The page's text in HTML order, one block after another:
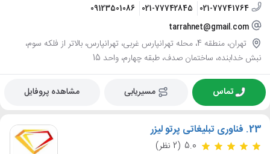
021-77741764
021-77742845
09123501086
tarrahnet@gmail.com
تهران، منطقه 4، محله تهرانپارس غربی، تهرانپارس، بالاتر از فلکه سوم،
نبش خدابنده، ساختمان صدف، طبقه چهارم، واحد 15
تماس مسیریابی مشاهده پروفایل
23. فناوری تبلیغاتی پرتو لیزر
5.0 (2 نظر)